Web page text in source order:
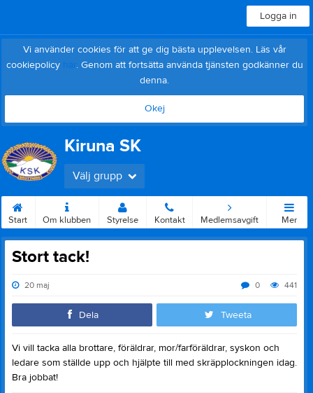
Logga in
Vi använder cookies för att ge dig bästa upplevelsen. Läs vår
cookiepolicy här. Genom att fortsätta använda tjänsten godkänner du
denna.
Okej
Kiruna SK
Välj grupp
Start Om klubben Styrelse Kontakt Medlemsavgift Mer
Stort tack!
20 maj 441
0
Dela Tweeta
Vi vill tacka alla brottare, föräldrar, mor/farföräldrar, syskon och
ledare som ställde upp och hjälpte till med skräpplockningen idag.
Bra jobbat!